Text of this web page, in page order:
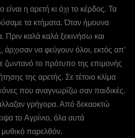
είναι η αρετή κι όχι το κέρδος. Τα
τα κτήματα. Όταν ήμουνα
Πριν καλά καλά ξεκινήσω και
να φεύγουν όλοι, εκτός απ’
ζωντανό το πρότυπο της επιμονής
της αρετής. Σε τέτοιο κλίμα
που αναγνωρίζω σαν παιδικές.
γρήγορα. Από δεκαοκτώ
το Aγρίνιο, όλα αυτά
παρελθόν.